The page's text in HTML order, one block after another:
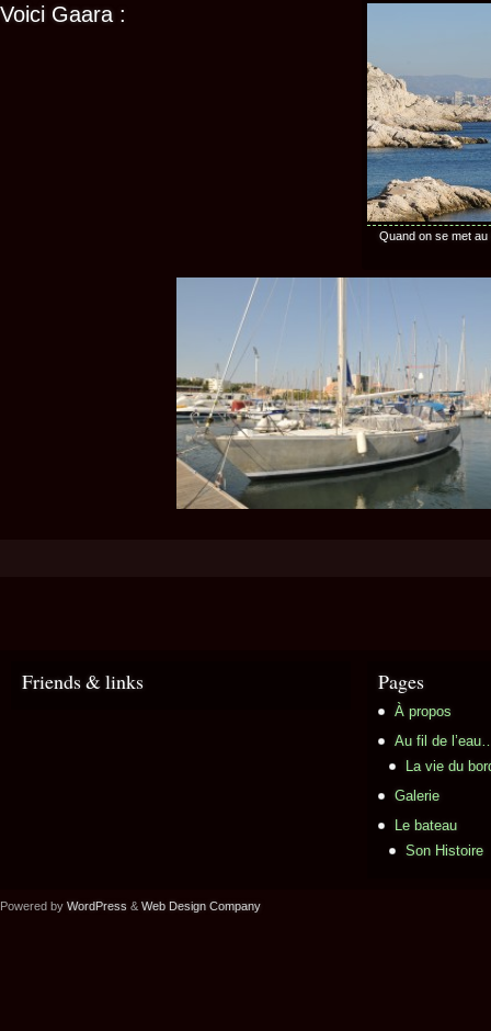
Quand on se met
Voici Gaara :
Friends & links Pages
À propos
Au fil de
La vie du
Galerie
Le bateau
Son Histoire
Powered by WordPress & Web Design Company